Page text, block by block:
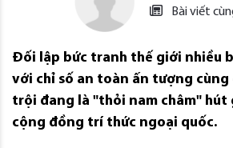
Bài viết
Đối lập bức tranh thế giới nhiều
với chỉ số an toàn ấn tượng cùng
trội đang là "thỏi nam châm" hút
cộng đồng trí thức ngoại quốc.